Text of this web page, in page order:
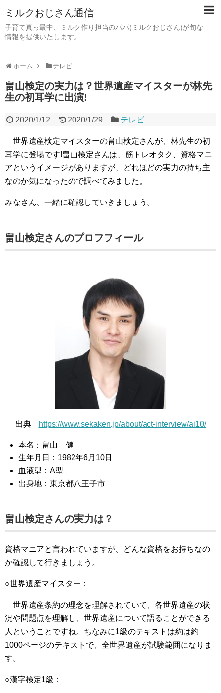
ミルクおじさん通信
子育て真っ最中、ミルク作り担当のパパ(ミルクおじさん)が旬な
情報を提供いたします。
ホーム テレビ
畠山検定の実力は？世界遺産マイスターが林先
生の初耳学に出演!
2020/1/12 2020/1/29 テレビ
世界遺産検定マイスターの畠山検定さんが、林先生の初
耳学に登場です!畠山検定さんは、筋トレオタク、資格マニ
アというイメージがありますが、どれほどの実力の持ち主
なのか気になったので調べてみました。
みなさん、一緒に確認していきましょう。
畠山検定さんのプロフフィール
出典 https://www.sekaken.jp/about/act-interview/ai10/
本名：畠山 健
生年月日：1982年6月10日
血液型：A型
出身地：東京都八王子市
畠山検定さんの実力は？
資格マニアと言われていますが、どんな資格をお持ちなの
か確認して行きましょう。
○世界遺産マイスター：
世界遺産条約の理念を理解されていて、各世界遺産の状
況や問題点を理解し、世界遺産について語ることができる
人ということですね。ちなみに1級のテキストは約は約
1000ページのテキストで、全世界遺産が試験範囲になりま
す。
○漢字検定1級：